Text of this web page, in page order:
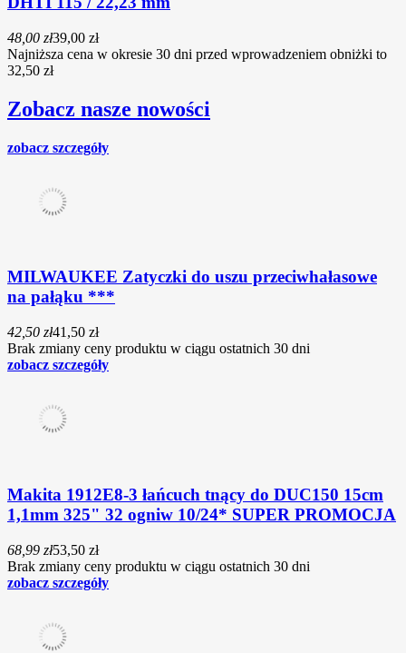
48,00 zł39,00 zł
Najniższa cena w okresie 30 dni przed wprowadzeniem obniżki to
32,50 zł
Zobacz nasze nowości
zobacz szczegóły
MILWAUKEE Zatyczki do uszu przeciwhałasowe
na pałąku ***
42,50 zł41,50 zł
Brak zmiany ceny produktu w ciągu ostatnich 30 dni
zobacz szczegóły
Makita 1912E8-3 łańcuch tnący do DUC150 15cm
1,1mm 325" 32 ogniw 10/24* SUPER PROMOCJA
68,99 zł53,50 zł
Brak zmiany ceny produktu w ciągu ostatnich 30 dni
zobacz szczegóły